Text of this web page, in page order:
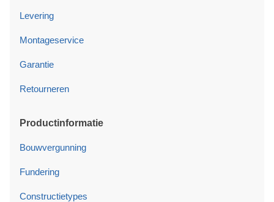
Levering
Montageservice
Garantie
Retourneren
Productinformatie
Bouwvergunning
Fundering
Constructietypes